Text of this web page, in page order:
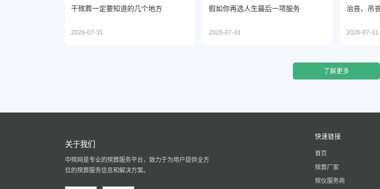
干殡葬一定要知道的几个地方
2026-07-31
假如你再选人生最后一项服务
2026-07-31
治丧、吊
2026-07-31
了解更多
关于我们
中殡网是专业的殡葬服务平台，致力于为用户提供全方
位的殡葬服务信息和解决方案。
快速链接
首页
殡葬厂家
殡仪服务商